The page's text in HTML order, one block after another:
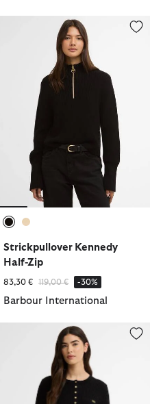
Strickpullover Kennedy Half-Zip
Strickpullover Kennedy
Half-Zip
83,30 € Reduziert von
119,00 €bis-30%
Barbour International
Pullover Kyla Rib-Knit